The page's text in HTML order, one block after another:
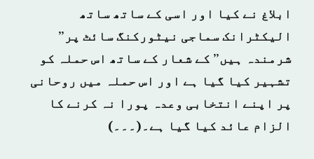
ابلاغ نے کیا اور اسی کے ساتھ ساتھ
الیکٹرانک سماجی نیٹورکنگ سائٹ پر”
شرمندہ ہیں” کے شعار کے ساتھ اس حملہ کو
تشہیر
کیا گیا ہے اور اس حملہ میں روحانی
پر
اپنے انتخابی وعدہ پورا نہ کرنے کا
الزام عائد کیا گیا ہے۔(۔۔۔)